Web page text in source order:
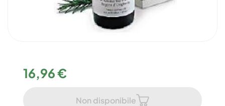
16,96 €
Non disponibile